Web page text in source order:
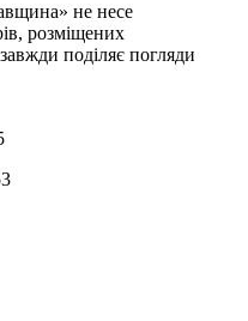
не несе
розміщених
поділяє погляди